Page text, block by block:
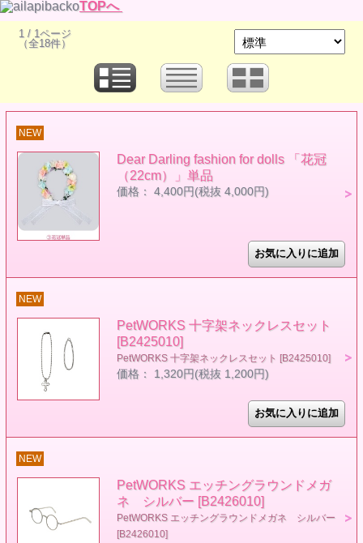
TOPへ
1 / 1ページ
（全18件）
NEW
Dear Darling fashion for dolls 「花冠
（22cm）」単品
価格： 4,400円(税抜 4,000円)
NEW
PetWORKS 十字架ネックレスセット
[B2425010]
PetWORKS 十字架ネックレスセット [B2425010]
価格： 1,320円(税抜 1,200円)
NEW
PetWORKS エッチングラウンドメガ
ネ シルバー [B2426010]
PetWORKS エッチングラウンドメガネ シルバー
[B2426010]